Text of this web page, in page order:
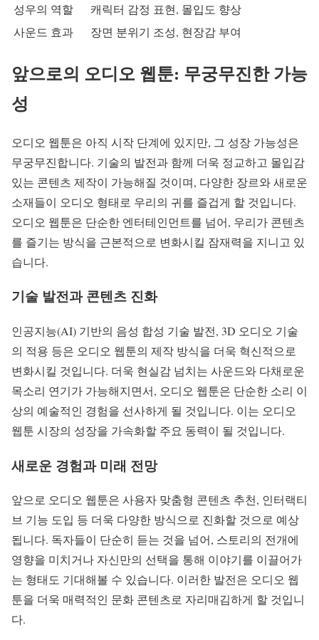
성우의 역할
캐릭터 감정 표현, 몰입도 향상
사운드 효과
장면 분위기 조성, 현장감 부여
앞으로의 오디오 웹툰: 무궁무진한 가능
성
오디오 웹툰은 아직 시작 단계에 있지만, 그 성장 가능성은
무궁무진합니다. 기술의 발전과 함께 더욱 정교하고 몰입감
있는 콘텐츠 제작이 가능해질 것이며, 다양한 장르와 새로운
소재들이 오디오 형태로 우리의 귀를 즐겁게 할 것입니다.
오디오 웹툰은 단순한 엔터테인먼트를 넘어, 우리가 콘텐츠
를 즐기는 방식을 근본적으로 변화시킬 잠재력을 지니고 있
습니다.
기술 발전과 콘텐츠 진화
인공지능(AI) 기반의 음성 합성 기술 발전, 3D 오디오 기술
의 적용 등은 오디오 웹툰의 제작 방식을 더욱 혁신적으로
변화시킬 것입니다. 더욱 현실감 넘치는 사운드와 다채로운
목소리 연기가 가능해지면서, 오디오 웹툰은 단순한 소리 이
상의 예술적인 경험을 선사하게 될 것입니다. 이는 오디오
웹툰 시장의 성장을 가속화할 주요 동력이 될 것입니다.
새로운 경험과 미래 전망
앞으로 오디오 웹툰은 사용자 맞춤형 콘텐츠 추천, 인터랙티
브 기능 도입 등 더욱 다양한 방식으로 진화할 것으로 예상
됩니다. 독자들이 단순히 듣는 것을 넘어, 스토리의 전개에
영향을 미치거나 자신만의 선택을 통해 이야기를 이끌어가
는 형태도 기대해볼 수 있습니다. 이러한 발전은 오디오 웹
툰을 더욱 매력적인 문화 콘텐츠로 자리매김하게 할 것입니
다.